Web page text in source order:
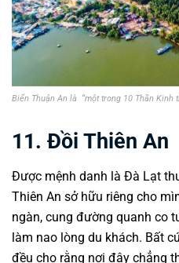
Biển Thuận An là “một trong 10 Thần Kinh
11. Đồi Thiên An
Được mệnh danh là Đà Lạt
Thiên An sở hữu riêng cho
ngàn, cung đường quanh co
làm nao lòng du khách. Bất
đều cho rằng nơi đây chẳng